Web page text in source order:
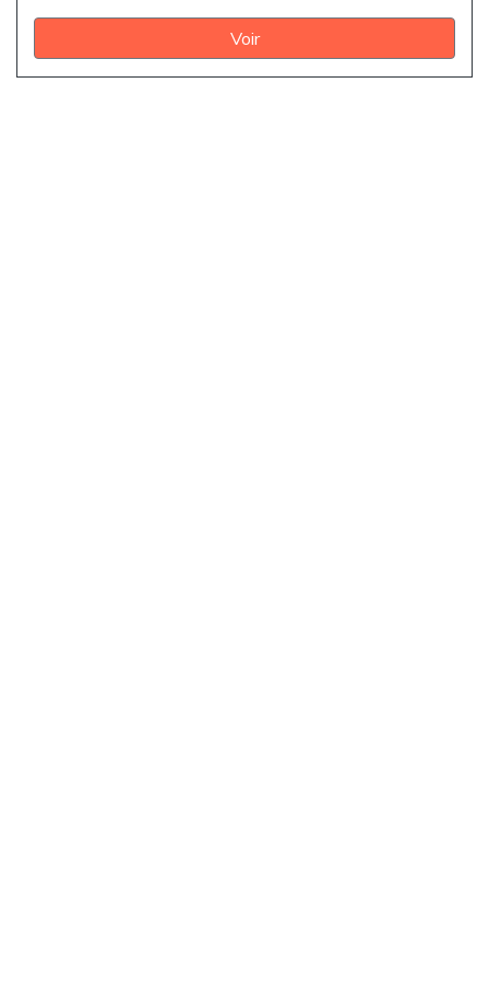
Voir